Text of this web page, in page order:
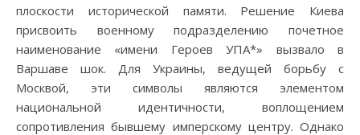
плоскости исторической памяти. Решение Киева
присвоить военному подразделению почетное
наименование «имени Героев УПА*» вызвало в
Варшаве шок. Для Украины, ведущей борьбу с
Москвой, эти символы являются элементом
национальной идентичности, воплощением
сопротивления бывшему имперскому центру. Однако